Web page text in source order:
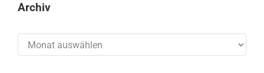
Archiv